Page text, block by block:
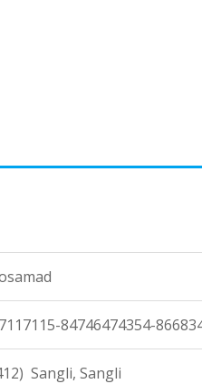
84746474354-
Sangli, Sangli